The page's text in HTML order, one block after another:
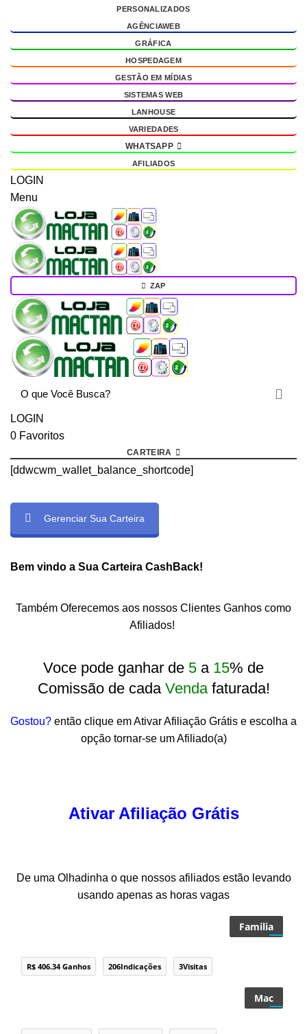
PERSONALIZADOS
AGÊNCIAWEB
GRÁFICA
HOSPEDAGEM
GESTÃO EM MÍDIAS
SISTEMAS WEB
LANHOUSE
VARIEDADES
WHATSAPP
AFILIADOS
LOGIN
Menu
ZAP
LOGIN
0 Favoritos
CARTEIRA
[ddwcwm_wallet_balance_shortcode]
Gerenciar Sua Carteira
Bem vindo a Sua Carteira CashBack!
Também Oferecemos aos nossos Clientes Ganhos como
Afiliados!
Voce pode ganhar de 5 a 15% de
Comissão de cada Vendafaturada!
Gostou? então clique em Ativar Afiliação Grátis e escolha a
opção tornar-se um Afiliado(a)
Ativar Afiliação Grátis
De uma Olhadinha o que nossos afiliados estão levando
usando apenas as horas vagas
Familia
R$ 406.34 Ganhos 206Indicações 3Visitas
Mac